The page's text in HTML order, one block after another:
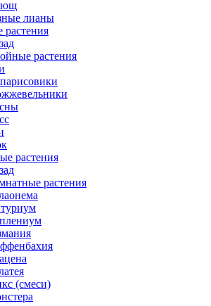
лианы
растения
растения
растения
(смеси)